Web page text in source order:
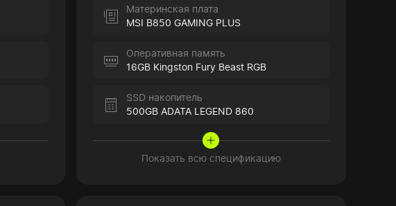
Материнская плата
MSI B850 GAMING PLUS
Оперативная память
16GB Kingston Fury Beast RGB
SSD накопитель
500GB ADATA LEGEND 860
Показать всю спецификацию